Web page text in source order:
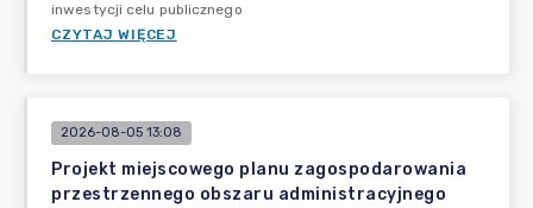
inwestycji celu publicznego
CZYTAJ WIĘCEJ
2026-08-05 13:08
Projekt miejscowego planu zagospodarowania
przestrzennego obszaru administracyjnego